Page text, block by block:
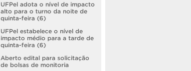
UFPel adota o nível de impacto
alto para o turno da noite de
quinta-feira (6)
UFPel estabelece o nível de
impacto médio para a tarde de
quinta-feira (6)
Aberto edital para solicitação
de bolsas de monitoria